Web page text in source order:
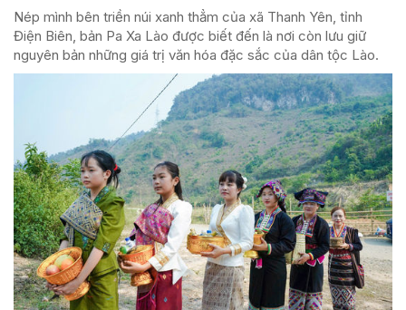
Nép mình bên triền núi xanh thẳm của xã Thanh Yên, tỉnh
Điện Biên, bản Pa Xa Lào được biết đến là nơi còn lưu giữ
nguyên bản những giá trị văn hóa đặc sắc của dân tộc Lào.